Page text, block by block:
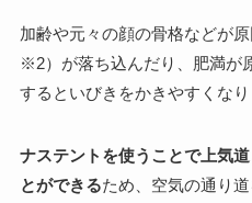
加齢や元々の顔の骨格などが
※2）が落ち込んだり、肥満が
するといびきをかきやすくなり
ナステントを使うことで上気
とができるため、空気の通り